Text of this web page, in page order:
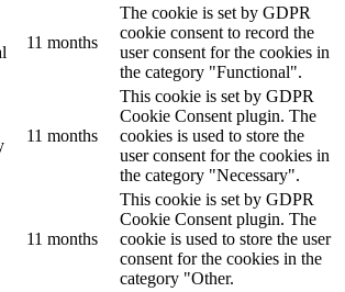
11 months
The cookie is set by GDPR
cookie consent to record the
user consent for the cookies in
the category "Functional".
11 months
This cookie is set by GDPR
Cookie Consent plugin. The
cookies is used to store the
user consent for the cookies in
the category "Necessary".
11 months
This cookie is set by GDPR
Cookie Consent plugin. The
cookie is used to store the user
consent for the cookies in the
category "Other.